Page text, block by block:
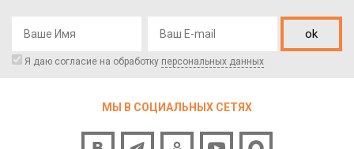
ok
Я даю согласие на обработку персональных данных
МЫ В СОЦИАЛЬНЫХ СЕТЯХ